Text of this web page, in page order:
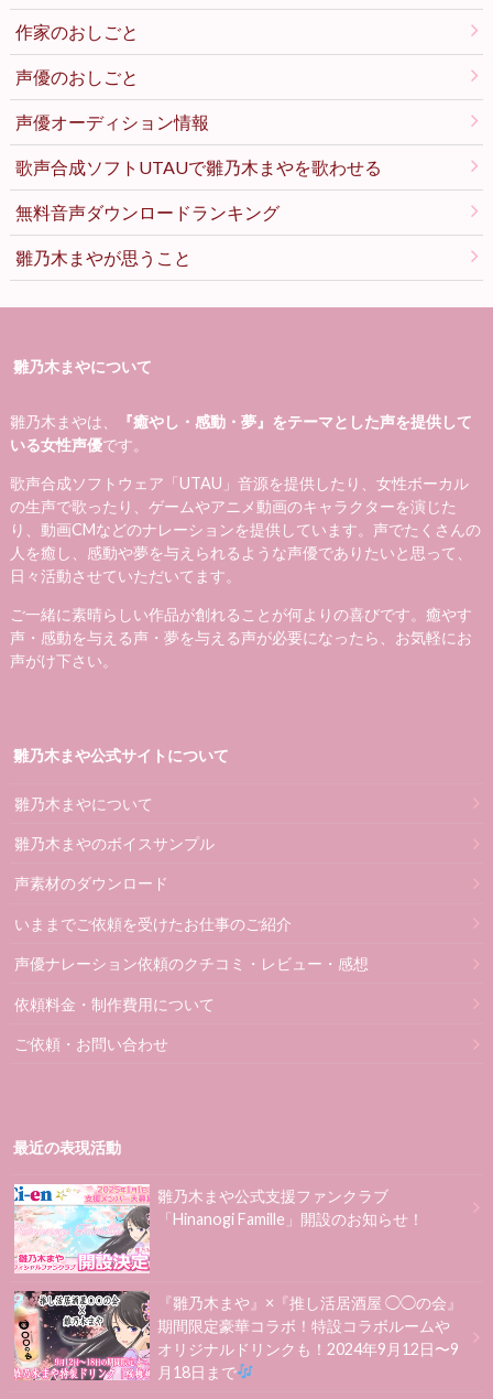
作家のおしごと
声優のおしごと
声優オーディション情報
歌声合成ソフトUTAUで雛乃木まやを歌わせる
無料音声ダウンロードランキング
雛乃木まやが思うこと
雛乃木まやについて
雛乃木まやは、
『癒やし・感動・夢』をテーマとした声を提供して
いる女性声優です。
歌声合成ソフトウェア「UTAU」音源を提供したり、女性ボーカル
の生声で歌ったり、ゲームやアニメ動画のキャラクターを演じた
り、動画CMなどのナレーションを提供しています。声でたくさんの
人を癒し、感動や夢を与えられるような声優でありたいと思って、
日々活動させていただいてます。
ご一緒に素晴らしい作品が創れることが何よりの喜びです。癒やす
声・感動を与える声・夢を与える声が必要になったら、お気軽にお
声がけ下さい。
雛乃木まや公式サイトについて
雛乃木まやについて
雛乃木まやのボイスサンプル
声素材のダウンロード
いままでご依頼を受けたお仕事のご紹介
声優ナレーション依頼のクチコミ・レビュー・感想
依頼料金・制作費用について
ご依頼・お問い合わせ
最近の表現活動
雛乃木まや公式支援ファンクラブ
「Hinanogi Famille」開設のお知らせ！
『雛乃木まや』×『推し活居酒屋 ◯◯の会』
期間限定豪華コラボ！特設コラボルームや
オリジナルドリンクも！2024年9月12日〜9
月18日まで